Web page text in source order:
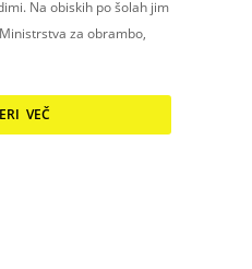
Na obiskih po šolah jim
za obrambo,
VEČ